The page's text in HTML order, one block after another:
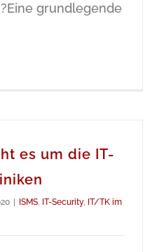
grundlegende
es um die IT-
ISMS, IT-Security, IT/TK im